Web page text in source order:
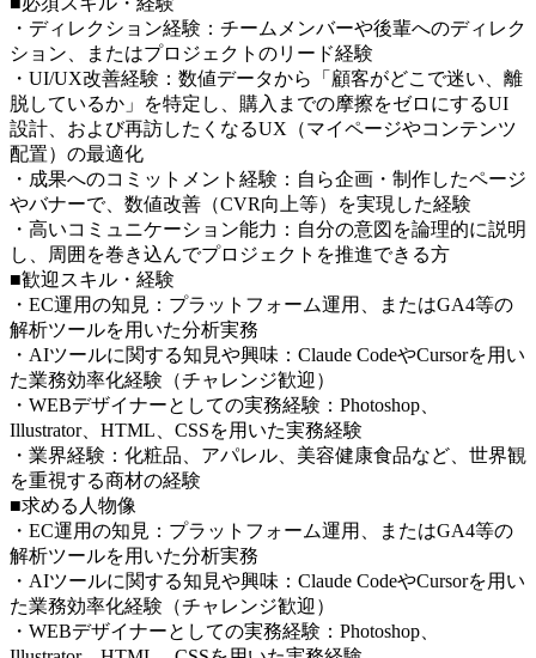
・ディレクション経験：チームメンバーや後輩へのディレク
ション、またはプロジェクトのリード経験
・UI/UX改善経験：数値データから「顧客がどこで迷い、離
脱しているか」を特定し、購入までの摩擦をゼロにするUI
設計、および再訪したくなるUX（マイページやコンテンツ
配置）の最適化
・成果へのコミットメント経験：自ら企画・制作したページ
やバナーで、数値改善（CVR向上等）を実現した経験
・高いコミュニケーション能力：自分の意図を論理的に説明
し、周囲を巻き込んでプロジェクトを推進できる方
■歓迎スキル・経験
・EC運用の知見：プラットフォーム運用、またはGA4等の
解析ツールを用いた分析実務
・AIツールに関する知見や興味：Claude CodeやCursorを用い
た業務効率化経験（チャレンジ歓迎）
・WEBデザイナーとしての実務経験：Photoshop、
Illustrator、HTML、CSSを用いた実務経験
・業界経験：化粧品、アパレル、美容健康食品など、世界観
を重視する商材の経験
■求める人物像
・EC運用の知見：プラットフォーム運用、またはGA4等の
解析ツールを用いた分析実務
・AIツールに関する知見や興味：Claude CodeやCursorを用い
た業務効率化経験（チャレンジ歓迎）
・WEBデザイナーとしての実務経験：Photoshop、